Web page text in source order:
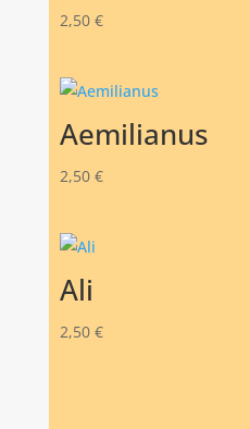
2,50 €
Aemilianus
2,50 €
Ali
2,50 €